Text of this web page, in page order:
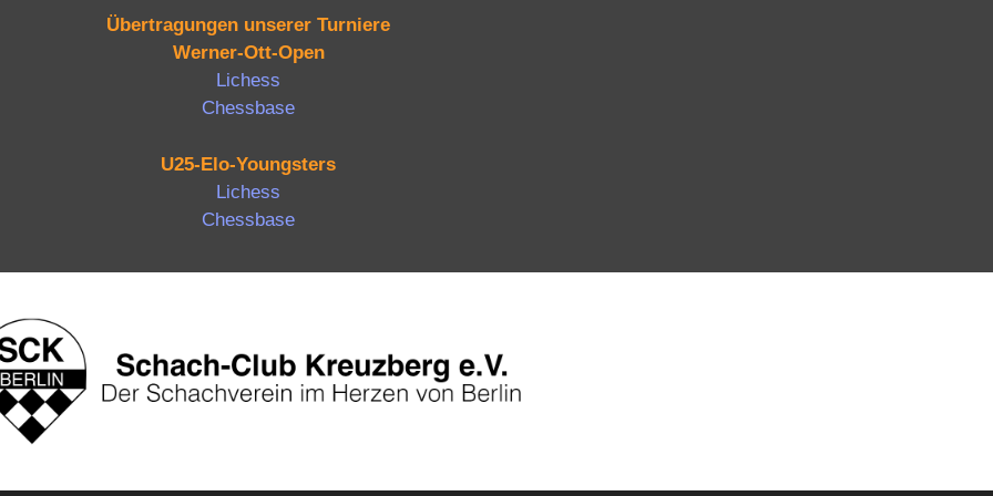
Übertragungen unserer Turniere
Werner-Ott-Open
Lichess
Chessbase
U25-Elo-Youngsters
Lichess
Chessbase